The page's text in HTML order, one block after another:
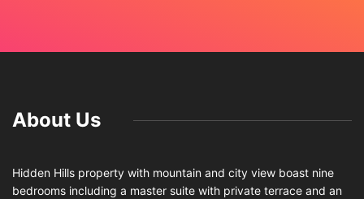
About Us
Hidden Hills property with mountain and city view boast nine
bedrooms including a master suite with private terrace and an